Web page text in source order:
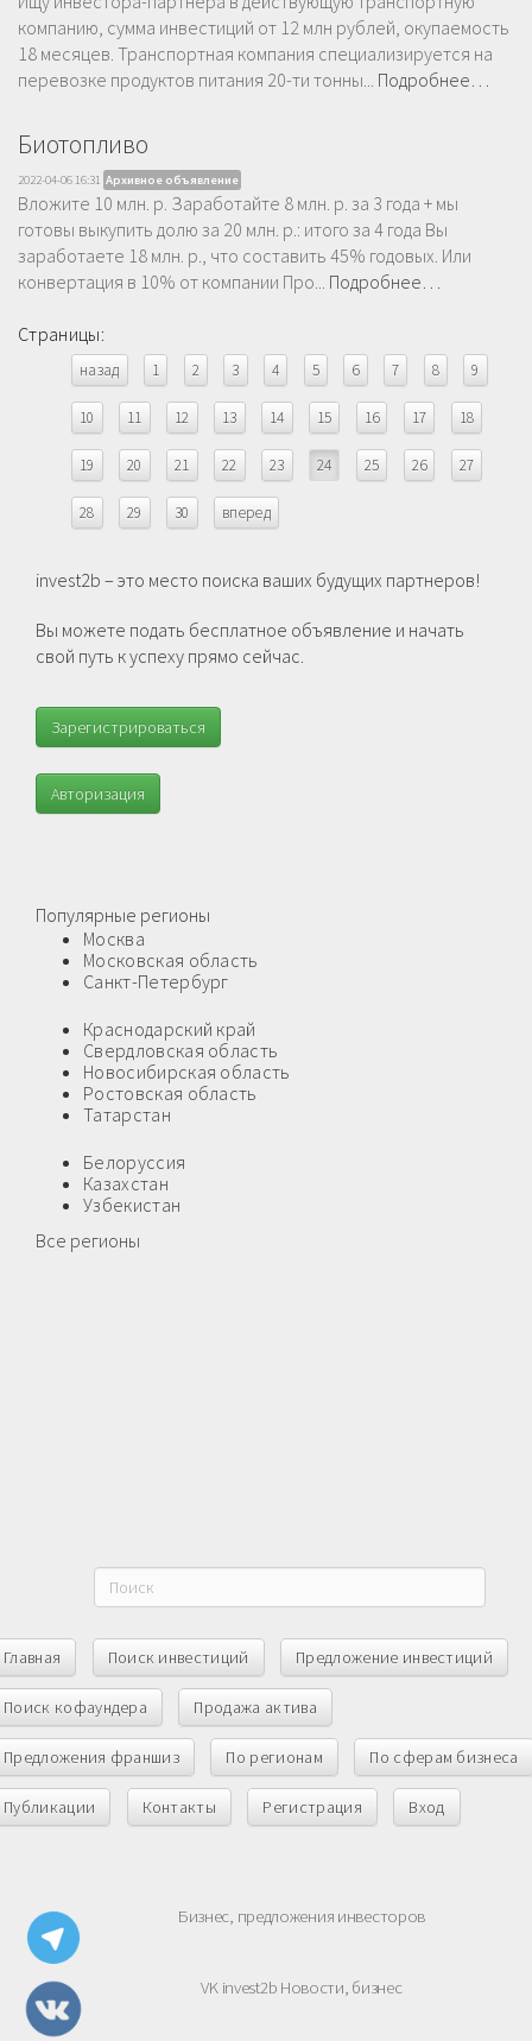
компанию, сумма инвестиций от 12 млн рублей, окупаемость
18 месяцев. Транспортная компания специализируется на
перевозке продуктов питания 20-ти тонны... Подробнее…
Биотопливо
2022-04-06 16:31 Архивное объявление
Вложите 10 млн. р. Заработайте 8 млн. р. за 3 года + мы
готовы выкупить долю за 20 млн. р.: итого за 4 года Вы
заработаете 18 млн. р., что составить 45% годовых. Или
конвертация в 10% от компании Про... Подробнее…
Страницы:
назад 1 2 3 4 5 6 7 8 9
10 11 12 13 14 15 16 17 18
19 20 21 22 23 24 25 26 27
28 29 30 вперед
invest2b – это место поиска ваших будущих партнеров!
Вы можете подать бесплатное объявление и начать
свой путь к успеху прямо сейчас.
Зарегистрироваться
Авторизация
Популярные регионы
Москва
Московская область
Санкт-Петербург
Краснодарский край
Свердловская область
Новосибирская область
Ростовская область
Татарстан
Белоруссия
Казахстан
Узбекистан
Все регионы
Главная Поиск инвестиций Предложение инвестиций
Поиск кофаундера Продажа актива
Предложения франшиз По регионам По сферам бизнеса
Публикации Контакты Регистрация Вход
Бизнес, предложения инвесторов
VK invest2b Новости, бизнес